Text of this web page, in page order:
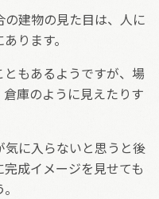
の建物の見た目は、人に
ります。
もあるようですが、場
庫のように見えたりす
気に入らないと思うと後
成イメージを見せても